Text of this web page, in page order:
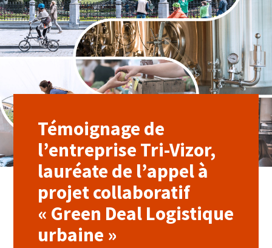
Témoignage de
l’entreprise Tri-Vizor,
lauréate de l’appel à
projet collaboratif
« Green Deal Logistique
urbaine »